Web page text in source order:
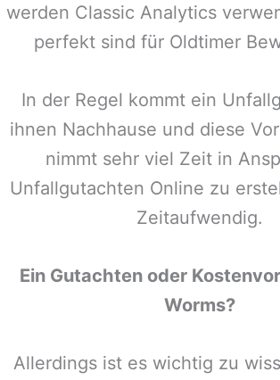
werden Classic Analytics
perfekt sind für Oldtimer
In der Regel kommt ein
ihnen Nachhause und diese
nimmt sehr viel Zeit in
Unfallgutachten Online zu
Zeitaufwendig.
Ein Gutachten oder
Worms?
Allerdings ist es wichtig zu